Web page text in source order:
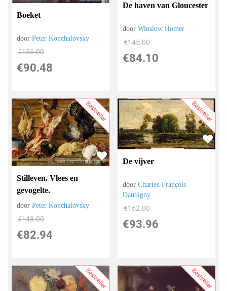
Boeket
doorPeter Konchalovsky
€156.00
€90.48
De haven van Gloucester
doorWinslow Homer
€145.00
€84.10
Bestseller
Stilleven. Vlees en
gevogelte.
doorPeter Konchalovsky
€143.00
€82.94
Bestseller
De vijver
doorCharles-François
Daubigny
€162.00
€93.96
Bestseller Bestseller